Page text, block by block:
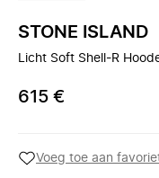
STONE ISLAND
Licht Soft Shell-R
615 €
Voeg toe aan